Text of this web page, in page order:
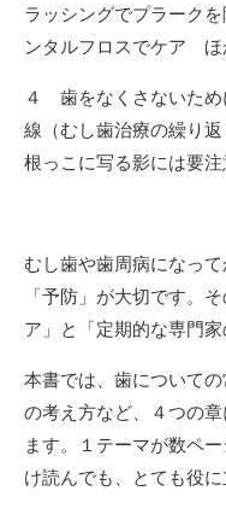
ラッシングでプラーク
ンタルフロスでケア ほ
４ 歯をなくさないため
線（むし歯治療の繰り
根っこに写る影には要
むし歯や歯周病になっ
「予防」が大切です。
ア」と「定期的な専門
本書では、歯について
の考え方など、４つの
ます。１テーマが数ペ
け読んでも、とても役に